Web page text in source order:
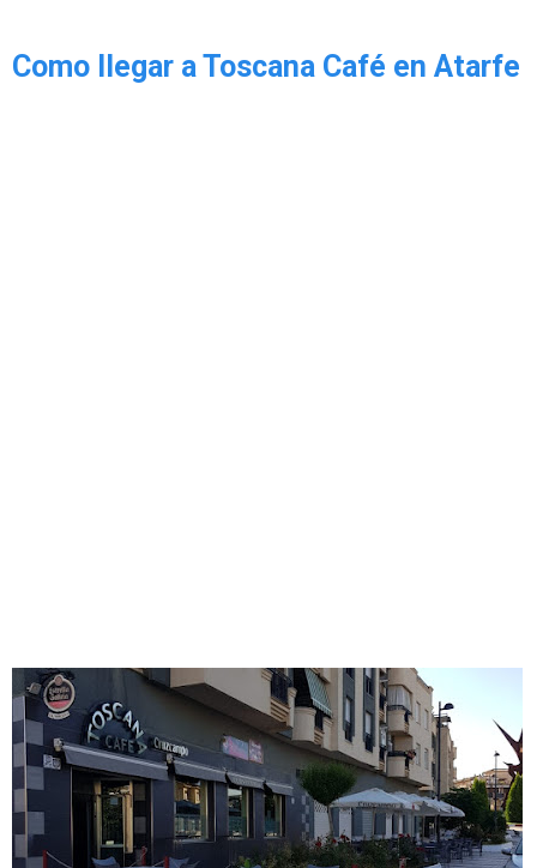
Como llegar a Toscana Café en Atarfe